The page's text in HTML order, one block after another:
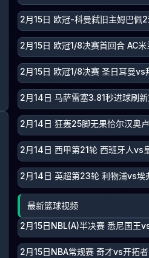
2月15日 欧冠-科曼弑旧主姆巴佩
2月15日 欧冠1/8决赛首回合 AC
2月15日 欧冠1/8决赛 圣日耳曼vs
2月14日 马萨雷塞3.81秒进球刷
2月14日 狂轰25脚无果恰尔汉奥
2月14日 西甲第21轮 西班牙人vs
2月14日 英超第23轮 利物浦vs埃
最新篮球视频
2月15日NBL(A)半决赛 悉尼国王
2月15日NBA常规赛 奇才vs开拓